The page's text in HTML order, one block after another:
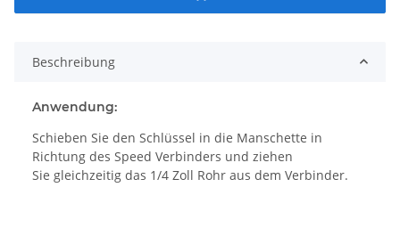
Beschreibung
Anwendung:
Schieben Sie den Schlüssel in die Manschette in
Richtung des Speed Verbinders und ziehen
Sie gleichzeitig das 1/4 Zoll Rohr aus dem Verbinder.